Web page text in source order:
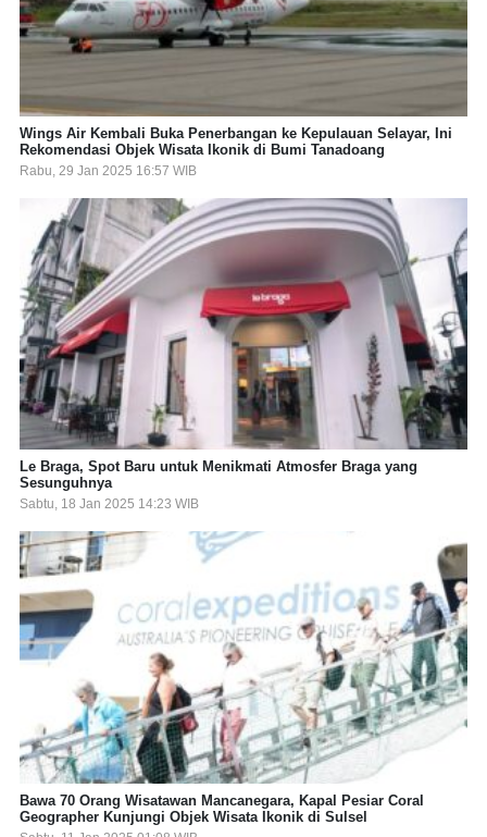
Wings Air Kembali Buka Penerbangan ke Kepulauan Selayar, Ini
Rekomendasi Objek Wisata Ikonik di Bumi Tanadoang
Rabu, 29 Jan 2025 16:57 WIB
Le Braga, Spot Baru untuk Menikmati Atmosfer Braga yang
Sesunguhnya
Sabtu, 18 Jan 2025 14:23 WIB
Bawa 70 Orang Wisatawan Mancanegara, Kapal Pesiar Coral
Geographer Kunjungi Objek Wisata Ikonik di Sulsel